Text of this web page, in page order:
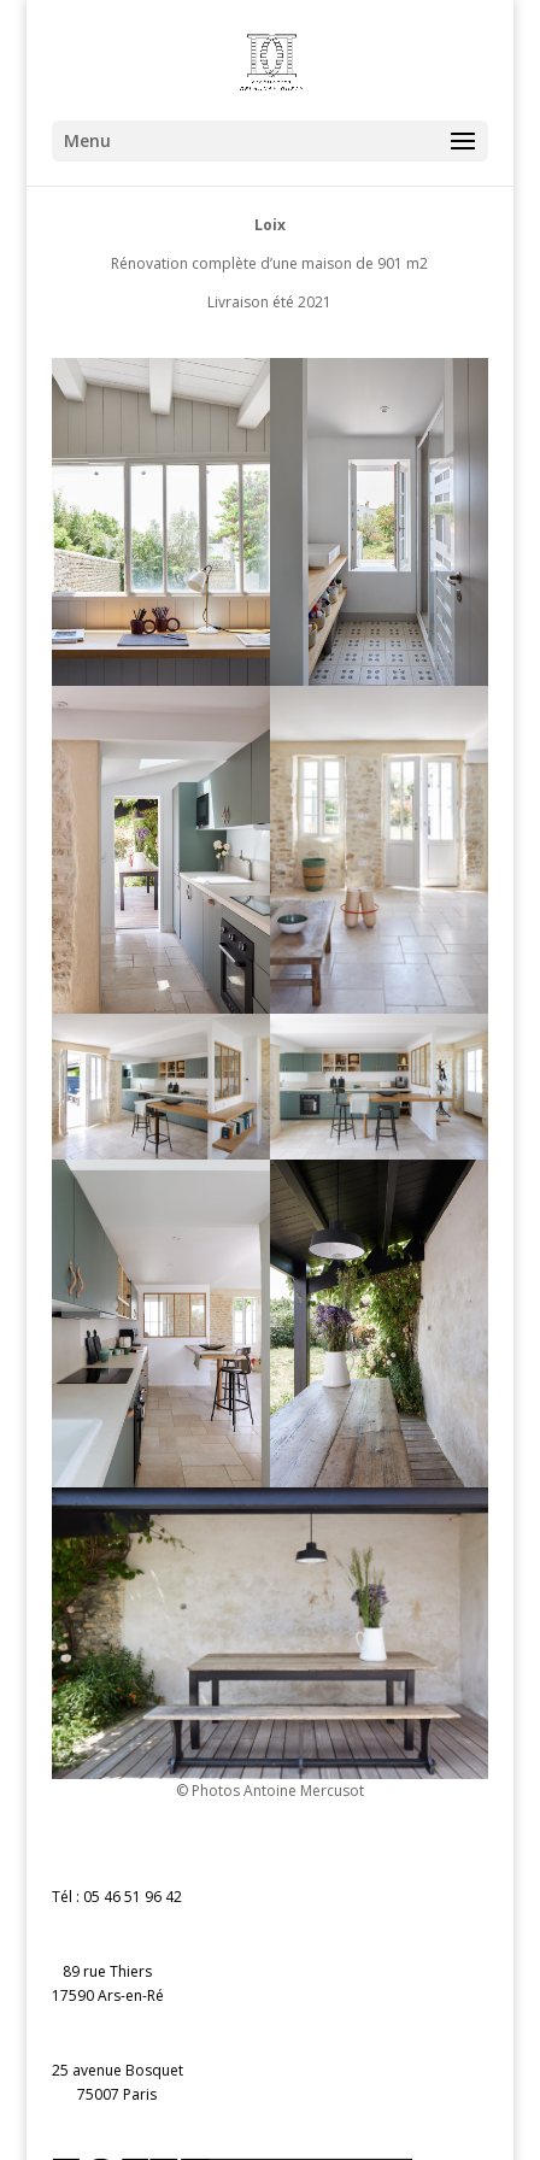
Menu
Loix
Rénovation complète d’une maison de 901 m2
Livraison été 2021
© Photos Antoine Mercusot
Tél : 05 46 51 96 42
89 rue Thiers
17590 Ars-en-Ré
25 avenue Bosquet
75007 Paris